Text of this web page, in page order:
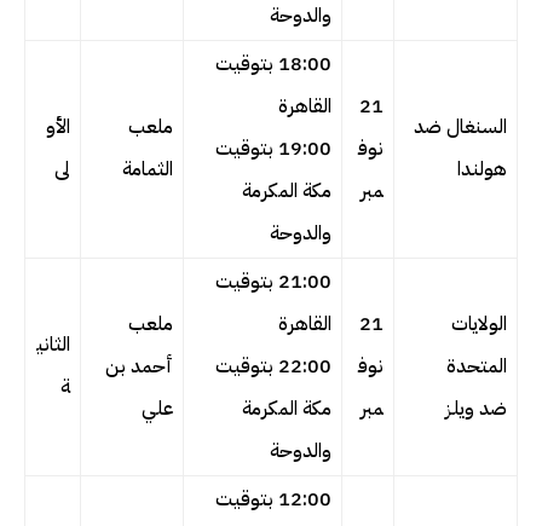
والدوحة
السنغال ضد
هولندا
21
نوف
مبر
18:00 بتوقيت
القاهرة
19:00 بتوقيت
مكة المكرمة
والدوحة
ملعب
الثمامة
الأو
لى
الولايات
المتحدة
ضد ويلز
21
نوف
مبر
21:00 بتوقيت
القاهرة
22:00 بتوقيت
مكة المكرمة
والدوحة
ملعب
أحمد بن
علي
الثاني
ة
12:00 بتوقيت